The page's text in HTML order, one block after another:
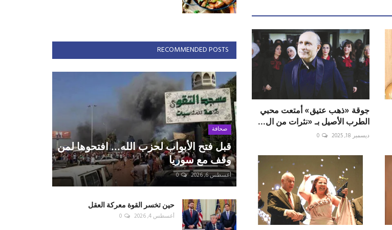
جوقة «ذهب عتيق» أمتعت محبي
الطرب الأصيل بـ «نثرات من ال...
ديسمبر 18, 2025 0
RECOMMENDED POSTS
صحافة
قبل فتح الأبواب لحزب الله... افتحوها لمن
وقف مع سوريا
أغسطس 6, 2026 0
حين تخسر القوة معركة العقل
أغسطس 4, 2026 0